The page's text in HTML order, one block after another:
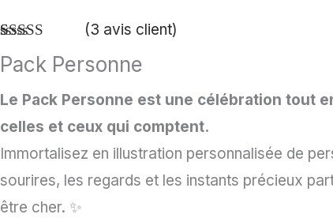
Noté
5.00
sur 5 basé
3
client
(3 avis client)
Pack Personne
Le Pack Personne est une célébration tout
celles et ceux qui comptent.
Immortalisez en illustration personnalisée de
sourires, les regards et les instants précieux
être cher. ✨